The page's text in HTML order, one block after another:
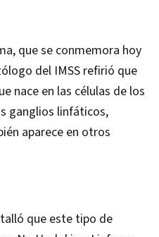
que se conmemora hoy
del IMSS refirió que
nace en las células de los
ganglios linfáticos,
aparece en otros
que este tipo de